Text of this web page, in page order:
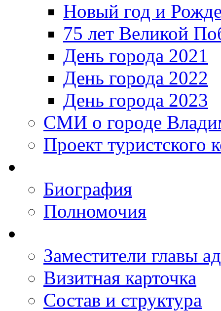
Новый год и
75 лет Великой
День города 2021
День города 2022
День города 2023
СМИ о городе
Проект туристского
Биография
Полномочия
Заместители главы
Визитная карточка
Состав и структура